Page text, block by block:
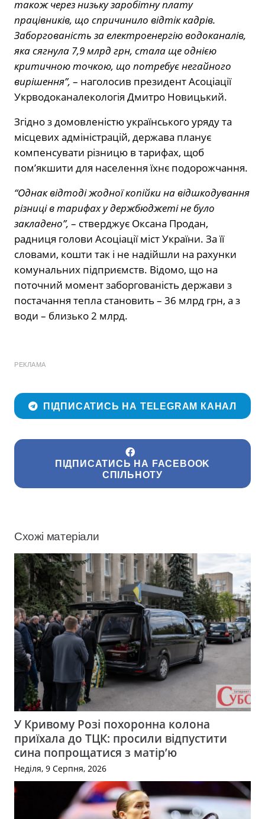
також через низьку заробітну плату
працівників, що спричинило відтік кадрів.
Заборгованість за електроенергію водоканалів,
яка сягнула 7,9 млрд грн, стала ще однією
критичною точкою, що потребує негайного
вирішення”, – наголосив президент Асоціації
Укрводоканалекологія Дмитро Новицький.
Згідно з домовленістю українського уряду та
місцевих адміністрацій, держава планує
компенсувати різницю в тарифах, щоб
пом’якшити для населення їхнє подорожчання.
“Однак відтоді жодної копійки на відшкодування
різниці в тарифах у держбюджеті не було
закладено”, – стверджує Оксана Продан,
радниця голови Асоціації міст України. За її
словами, кошти так і не надійшли на рахунки
комунальних підприємств. Відомо, що на
поточний момент заборгованість держави з
постачання тепла становить – 36 млрд грн, а з
води – близько 2 млрд.
РЕКЛАМА
ПІДПИСАТИСЬ НА TELEGRAM КАНАЛ
ПІДПИСАТИСЬ НА FACEBOOK
СПІЛЬНОТУ
Схожі матеріали
У Кривому Розі похоронна колона
приїхала до ТЦК: просили відпустити
сина попрощатися з матір’ю
Неділя, 9 Серпня, 2026